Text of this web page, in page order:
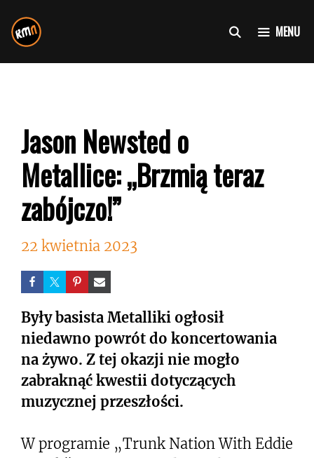
do
treści
MENU
Jason Newsted o
Metallice: „Brzmią teraz
zabójczo!”
22 kwietnia 2023
Były basista Metalliki ogłosił
niedawno powrót do koncertowania
na żywo. Z tej okazji nie mogło
zabraknąć kwestii dotyczących
muzycznej przeszłości.
W programie „Trunk Nation With Eddie